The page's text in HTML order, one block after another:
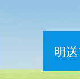
明